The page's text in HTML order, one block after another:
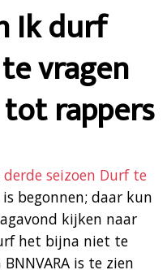
Ik durf
vragen
rappers
derde seizoen Durf te
is begonnen; daar kun
kijken naar
het bijna niet te
is te zien